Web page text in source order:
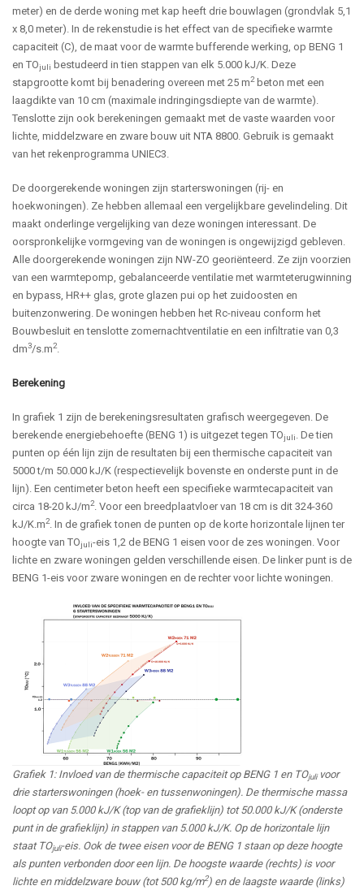
meter) en de derde woning met kap heeft drie bouwlagen (grondvlak 5,1
x 8,0 meter). In de rekenstudie is het effect van de specifieke warmte
capaciteit (C), de maat voor de warmte bufferende werking, op BENG 1
en TOjuli bestudeerd in tien stappen van elk 5.000 kJ/K. Deze
stapgrootte komt bij benadering overeen met 25 m2beton met een
laagdikte van 10 cm (maximale indringingsdiepte van de warmte).
Tenslotte zijn ook berekeningen gemaakt met de vaste waarden voor
lichte, middelzware en zware bouw uit NTA 8800. Gebruik is gemaakt
van het rekenprogramma UNIEC3.
De doorgerekende woningen zijn starterswoningen (rij- en
hoekwoningen). Ze hebben allemaal een vergelijkbare gevelindeling. Dit
maakt onderlinge vergelijking van deze woningen interessant. De
oorspronkelijke vormgeving van de woningen is ongewijzigd gebleven.
Alle doorgerekende woningen zijn NW-ZO georiënteerd. Ze zijn voorzien
van een warmtepomp, gebalanceerde ventilatie met warmteterugwinning
en bypass, HR++ glas, grote glazen pui op het zuidoosten en
buitenzonwering. De woningen hebben het Rc-niveau conform het
Bouwbesluit en tenslotte zomernachtventilatie en een infiltratie van 0,3
dm3/s.m2.
Berekening
In grafiek 1 zijn de berekeningsresultaten grafisch weergegeven. De
berekende energiebehoefte (BENG 1) is uitgezet tegen TOjuli
. De tien
punten op één lijn zijn de resultaten bij een thermische capaciteit van
5000 t/m 50.000 kJ/K (respectievelijk bovenste en onderste punt in de
lijn). Een centimeter beton heeft een specifieke warmtecapaciteit van
circa 18-20 kJ/m2. Voor een breedplaatvloer van 18 cm is dit 324-360
kJ/K.m2. In de grafiek tonen de punten op de korte horizontale lijnen ter
hoogte van TOjuli-eis 1,2 de BENG 1 eisen voor de zes woningen. Voor
lichte en zware woningen gelden verschillende eisen. De linker punt is de
BENG 1-eis voor zware woningen en de rechter voor lichte woningen.
Grafiek 1: Invloed van de thermische capaciteit op BENG 1 en TOjulivoor
drie starterswoningen (hoek- en tussenwoningen). De thermische massa
loopt op van 5.000 kJ/K (top van de grafieklijn) tot 50.000 kJ/K (onderste
punt in de grafieklijn) in stappen van 5.000 kJ/K. Op de horizontale lijn
staat TOjuli-eis. Ook de twee eisen voor de BENG 1 staan op deze hoogte
als punten verbonden door een lijn. De hoogste waarde (rechts) is voor
lichte en middelzware bouw (tot 500 kg/m2) en de laagste waarde (links)